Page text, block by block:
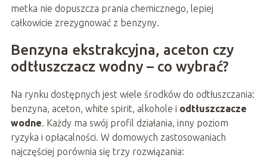
metka nie dopuszcza prania chemicznego, lepiej
całkowicie zrezygnować z benzyny.
Benzyna ekstrakcyjna, aceton czy
odtłuszczacz wodny – co wybrać?
Na rynku dostępnych jest wiele środków do odtłuszczania:
benzyna, aceton, white spirit, alkohole i odtłuszczacze
wodne. Każdy ma swój profil działania, inny poziom
ryzyka i opłacalności. W domowych zastosowaniach
najczęściej porównia się trzy rozwiązania: